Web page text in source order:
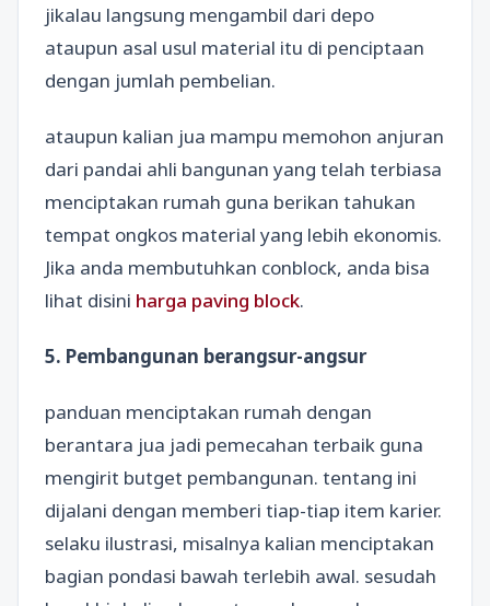
jikalau langsung mengambil dari depo
ataupun asal usul material itu di penciptaan
dengan jumlah pembelian.
ataupun kalian jua mampu memohon anjuran
dari pandai ahli bangunan yang telah terbiasa
menciptakan rumah guna berikan tahukan
tempat ongkos material yang lebih ekonomis.
Jika anda membutuhkan conblock, anda bisa
lihat disini harga paving block.
5. Pembangunan berangsur-angsur
panduan menciptakan rumah dengan
berantara jua jadi pemecahan terbaik guna
mengirit butget pembangunan. tentang ini
dijalani dengan memberi tiap-tiap item karier.
selaku ilustrasi, misalnya kalian menciptakan
bagian pondasi bawah terlebih awal. sesudah